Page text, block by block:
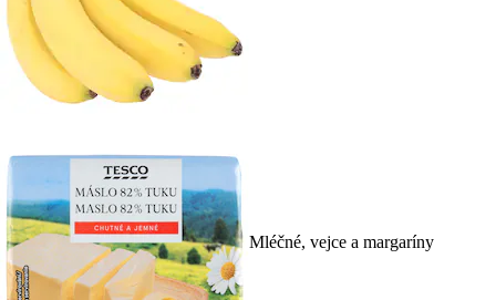
Mléčné, vejce a margaríny